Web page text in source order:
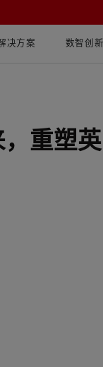
决方案 数智创新
重塑英